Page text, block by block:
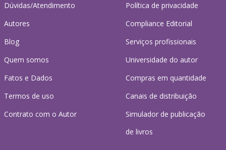
Dúvidas/Atendimento
Autores
Blog
Quem somos
Fatos e Dados
Termos de uso
Contrato com o Autor
Política de privacidade
Compliance Editorial
Serviços profissionais
Universidade do autor
Compras em quantidade
Canais de distribuição
Simulador de publicação
de livros